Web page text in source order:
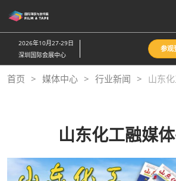
接
跳
至
内
2026年10月27-29日
深圳国际会展中心
参观
首页 媒体中心 行业新闻 山东
山东化工融媒